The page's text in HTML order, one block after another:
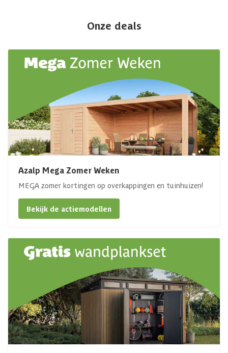
Onze deals
Azalp Mega Zomer Weken
MEGA zomer kortingen op overkappingen en tuinhuizen!
Bekijk de actiemodellen